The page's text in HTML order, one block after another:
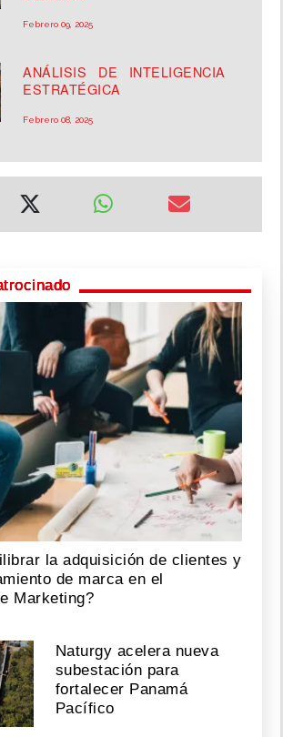
Febrero 09, 2025
ANÁLISIS DE INTELIGENCIA
ESTRATÉGICA
Febrero 08, 2025
la adquisición de clientes y
de marca en el
Marketing?
Naturgy acelera nueva
subestación para
fortalecer Panamá
Pacífico